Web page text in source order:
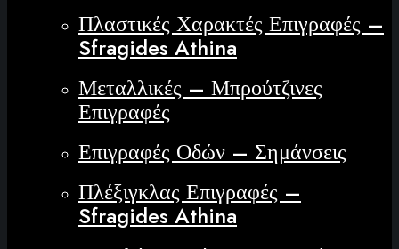
Πλαστικές Χαρακτές Επιγραφές –
Sfragides Athina
Μεταλλικές – Μπρούτζινες
Επιγραφές
Επιγραφές Οδών – Σημάνσεις
Πλέξιγκλας Επιγραφές –
Sfragides Athina